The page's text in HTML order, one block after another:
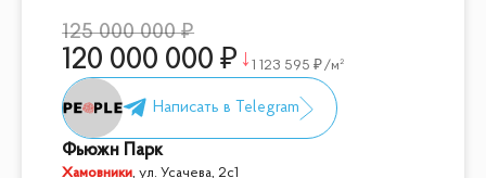
125 000 000
120 000 000 1 123 595 /м²
Фьюжн Парк
Хамовники,ул. Усачева, 2с1